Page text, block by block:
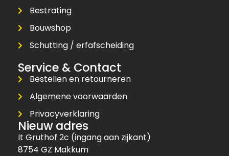
Bestrating
Bouwshop
Schutting / erfafscheiding
Service & Contact
Bestellen en retourneren
Algemene voorwaarden
Privacyverklaring
Nieuw adres
It Gruthof 2c (ingang aan zijkant)
8754 GZ Makkum